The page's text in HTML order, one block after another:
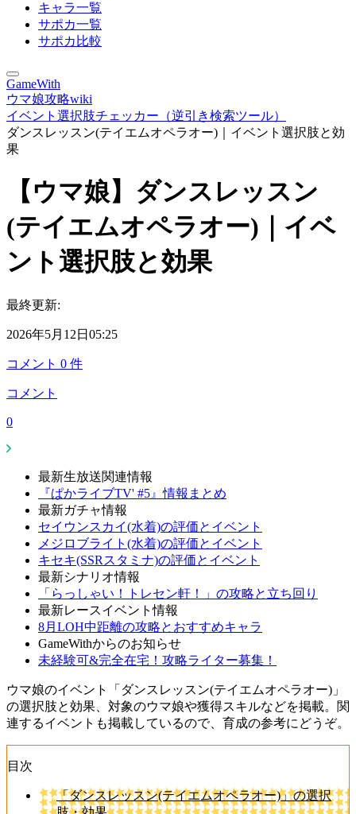
キャラ一覧
サポカ一覧
サポカ比較
GameWith
ウマ娘攻略wiki
イベント選択肢チェッカー（逆引き検索ツール）
ダンスレッスン(テイエムオペラオー)｜イベント選択肢と効
果
【ウマ娘】ダンスレッスン
(テイエムオペラオー)｜イベ
ント選択肢と効果
最終更新:
2026年5月12日05:25
コメント 0 件
コメント
0
最新生放送関連情報
『ぱかライブTV' #5』情報まとめ
最新ガチャ情報
セイウンスカイ(水着)の評価とイベント
メジロブライト(水着)の評価とイベント
キセキ(SSRスタミナ)の評価とイベント
最新シナリオ情報
「らっしゃい！トレセン軒！」の攻略と立ち回り
最新レースイベント情報
8月LOH中距離の攻略とおすすめキャラ
GameWithからのお知らせ
未経験可&完全在宅！攻略ライター募集！
ウマ娘のイベント「ダンスレッスン(テイエムオペラオー)」
の選択肢と効果、対象のウマ娘や獲得スキルなどを掲載。関
連するイベントも掲載しているので、育成の参考にどうぞ。
目次
「ダンスレッスン(テイエムオペラオー)」の選択